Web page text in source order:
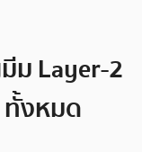
ม Layer-2
ทั้งหมด